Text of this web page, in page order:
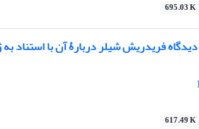
695.03 K
فریدریش شیلر دربارۀ آن با استناد
617.49 K